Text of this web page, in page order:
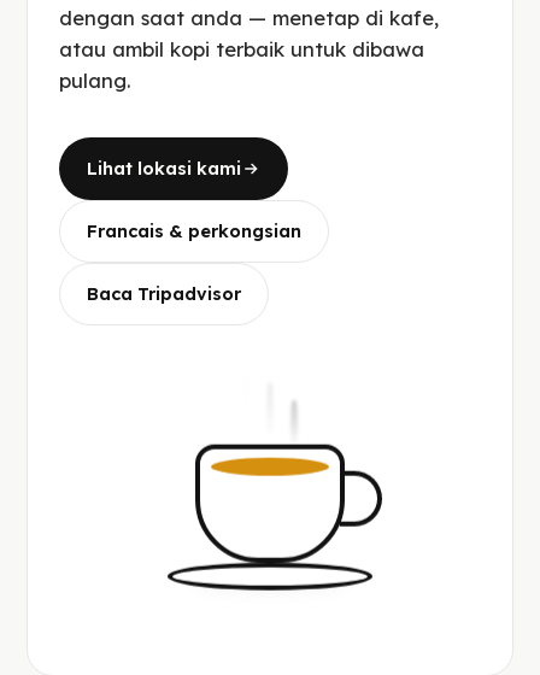
dengan saat anda — menetap di kafe,
atau ambil kopi terbaik untuk dibawa
pulang.
Lihat lokasi kami
Francais & perkongsian
Baca Tripadvisor